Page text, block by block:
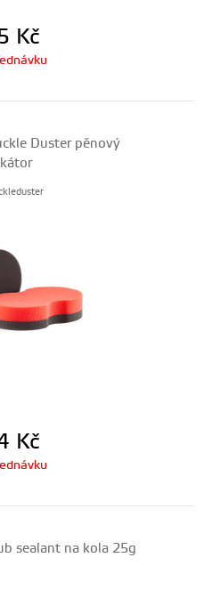
Kč
Duster pěnový
Kč
sealant na kola 25g